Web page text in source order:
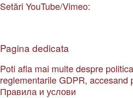
Setări YouTube/Vimeo:
Pagina dedicata
Poti afla mai multe despre
reglementarile GDPR, accesand
Правила и услови